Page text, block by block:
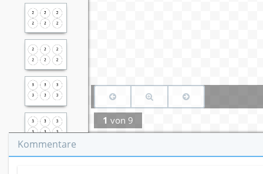
1 von 9
Kommentare